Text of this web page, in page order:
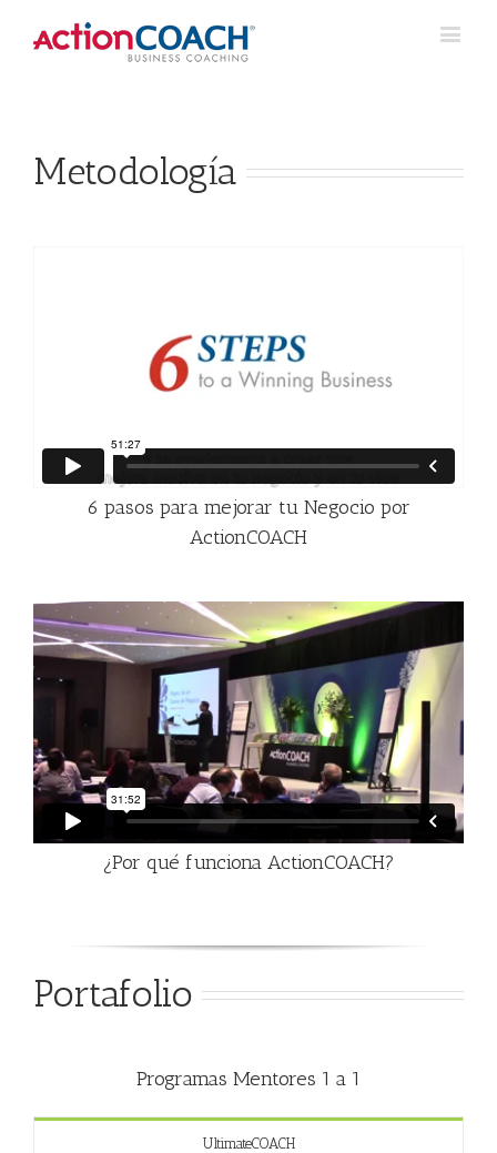
Metodología
6 pasos para mejorar tu Negocio por
ActionCOACH
¿Por qué funciona ActionCOACH?
Portafolio
Programas Mentores 1 a 1
UltimateCOACH